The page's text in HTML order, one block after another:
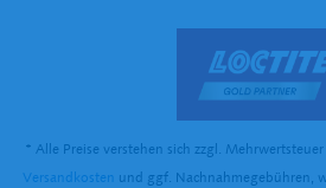
* Alle Preise verstehen sich zzgl.
Versandkosten und ggf. Nachnahmegebühren,